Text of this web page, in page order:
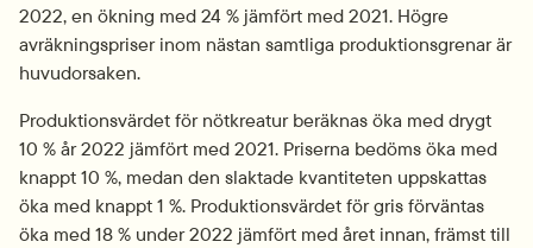
2022, en ökning med 24 % jämfört med 2021. Högre
avräkningspriser inom nästan samtliga produktionsgrenar är
huvudorsaken.
Produktionsvärdet för nötkreatur beräknas öka med drygt
10 % år 2022 jämfört med 2021. Priserna bedöms öka med
knappt 10 %, medan den slaktade kvantiteten uppskattas
öka med knappt 1 %. Produktionsvärdet för gris förväntas
öka med 18 % under 2022 jämfört med året innan, främst till